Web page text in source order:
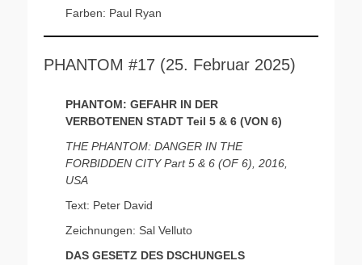
Farben: Paul Ryan
PHANTOM #17 (25. Februar 2025)
PHANTOM: GEFAHR IN DER
VERBOTENEN STADT Teil 5 & 6 (VON 6)
THE PHANTOM: DANGER IN THE
FORBIDDEN CITY Part 5 & 6 (OF 6), 2016,
USA
Text: Peter David
Zeichnungen: Sal Velluto
DAS GESETZ DES DSCHUNGELS